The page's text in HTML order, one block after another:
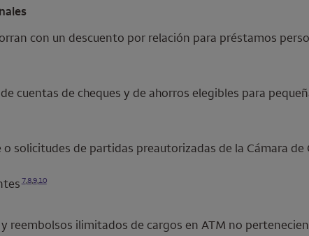
con un descuento por relación para préstamos
cuentas de cheques y de ahorros elegibles para
solicitudes de partidas preautorizadas de la Cámara
7,8,9, 10
reembolsos ilimitados de cargos en ATM no